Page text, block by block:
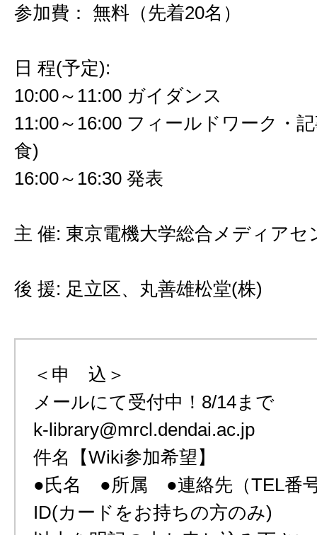
参加費： 無料（先着20名）
日 程(予定):
10:00～11:00 ガイダンス
11:00～16:00 フィールドワーク・
食)
16:00～16:30 発表
主 催: 東京電機大学総合メディアセ
後 援: 足立区、丸善雄松堂(株)
＜申 込＞
メールにて受付中！8/14まで
k-library@mrcl.dendai.ac.jp
件名【Wiki参加希望】
●氏名 ●所属 ●連絡先（TEL番
ID(カードをお持ちの方のみ)